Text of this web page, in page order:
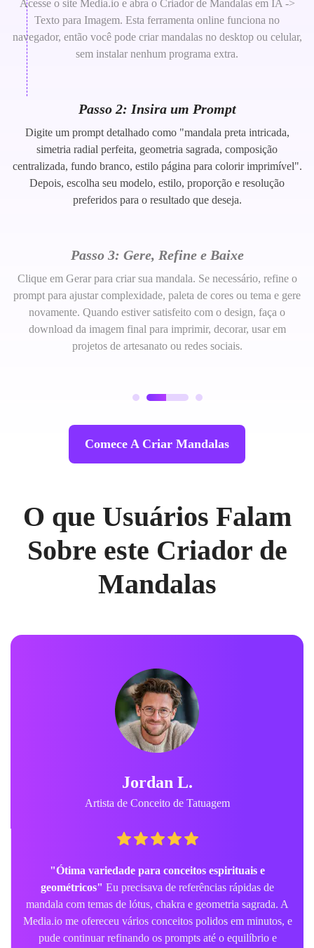
Acesse o site Media.io e abra o Criador de Mandalas em IA ->
Texto para Imagem. Esta ferramenta online funciona no
navegador, então você pode criar mandalas no desktop ou celular,
sem instalar nenhum programa extra.
Passo 2: Insira um Prompt
Digite um prompt detalhado como "mandala preta intricada,
simetria radial perfeita, geometria sagrada, composição
centralizada, fundo branco, estilo página para colorir imprimível".
Depois, escolha seu modelo, estilo, proporção e resolução
preferidos para o resultado que deseja.
Passo 3: Gere, Refine e Baixe
Clique em Gerar para criar sua mandala. Se necessário, refine o
prompt para ajustar complexidade, paleta de cores ou tema e gere
novamente. Quando estiver satisfeito com o design, faça o
download da imagem final para imprimir, decorar, usar em
projetos de artesanato ou redes sociais.
Comece A Criar Mandalas
O que Usuários Falam
Sobre este Criador de
Mandalas
Jordan L.
Artista de Conceito de Tatuagem
"Ótima variedade para conceitos espirituais e
geométricos" Eu precisava de referências rápidas de
mandala com temas de lótus, chakra e geometria sagrada. A
Media.io me ofereceu vários conceitos polidos em minutos, e
pude continuar refinando os prompts até o equilíbrio e